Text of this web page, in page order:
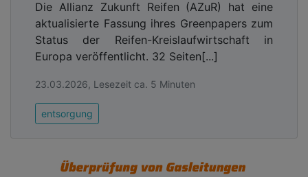
Die Allianz Zukunft Reifen (AZuR) hat eine
aktualisierte Fassung ihres Greenpapers zum
Status der Reifen-Kreislaufwirtschaft in
Europa veröffentlicht. 32 Seiten[...]
23.03.2026, Lesezeit ca. 5 Minuten
entsorgung